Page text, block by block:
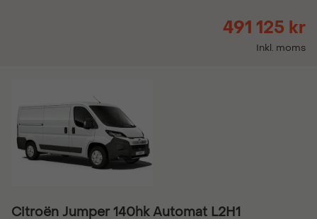
491 125 kr
Inkl. moms
Citroën Jumper 140hk Automat L2H1